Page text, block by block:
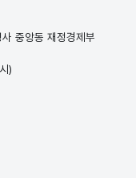
중앙동 재정경제부
)